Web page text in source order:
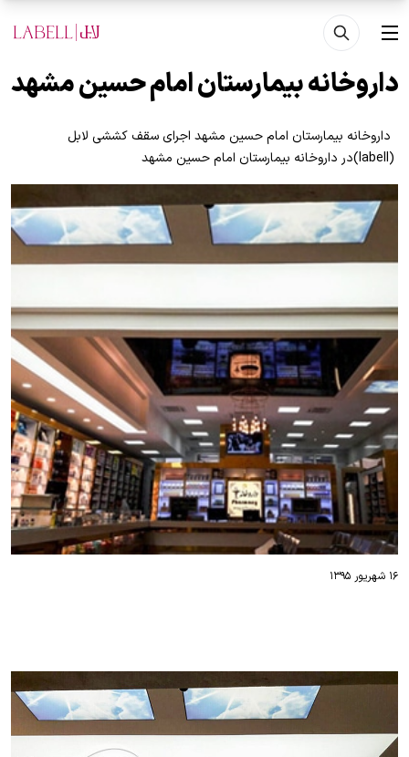
رفتن به محتوای اصلی
منو
داروخانه بیمارستان امام حسین مشهد
داروخانه بیمارستان امام حسین مشهد اجرای سقف کششی لابل
(labell)در داروخانه بیمارستان امام حسین مشهد
۱۶ شهریور ۱۳۹۵